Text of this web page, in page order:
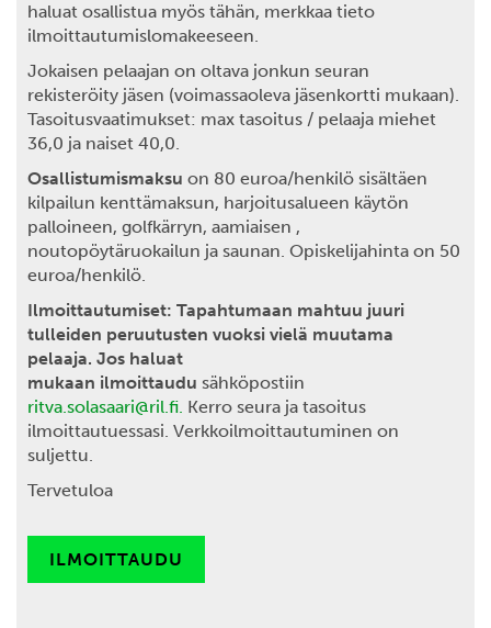
haluat osallistua myös tähän, merkkaa tieto
ilmoittautumislomakeeseen.
Jokaisen pelaajan on oltava jonkun seuran
rekisteröity jäsen (voimassaoleva jäsenkortti mukaan).
Tasoitusvaatimukset: max tasoitus / pelaaja miehet
36,0 ja naiset 40,0.
Osallistumismaksu on 80 euroa/henkilö sisältäen
kilpailun kenttämaksun, harjoitusalueen käytön
palloineen, golfkärryn, aamiaisen ,
noutopöytäruokailun ja saunan. Opiskelijahinta on 50
euroa/henkilö.
Ilmoittautumiset: Tapahtumaan mahtuu juuri
tulleiden peruutusten vuoksi vielä muutama
pelaaja. Jos haluat
mukaan ilmoittaudu sähköpostiin
ritva.solasaari@ril.fi. Kerro seura ja tasoitus
ilmoittautuessasi. Verkkoilmoittautuminen on
suljettu.
Tervetuloa
ILMOITTAUDU